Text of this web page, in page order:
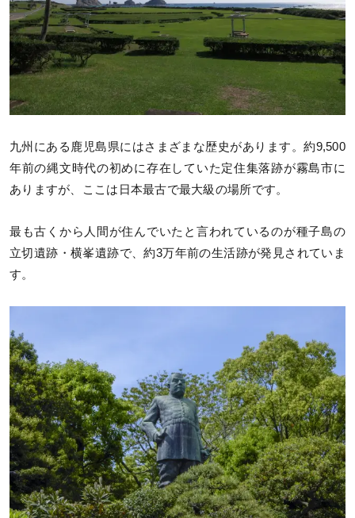
九州にある鹿児島県にはさまざまな歴史があります。約9,500
年前の縄文時代の初めに存在していた定住集落跡が霧島市に
ありますが、ここは日本最古で最大級の場所です。
最も古くから人間が住んでいたと言われているのが種子島の
立切遺跡・横峯遺跡で、約3万年前の生活跡が発見されていま
す。